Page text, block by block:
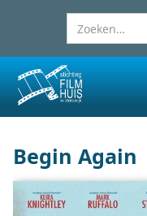
Begin Again